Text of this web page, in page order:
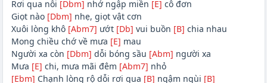
Rơi qua nỗi [Dbm] nhớ ngập miền [E] cô đơn
Giọt nào [Dbm] nhẹ, giọt vật cơn
Xuôi lòng khô [Abm7] ướt [Db] vui buồn [B] chia nhau
Mong chiều chớ về mưa [E] mau
Người xa còn [Dbm] dỗi bóng sầu [Abm] người xa
Mưa [E] chi, mưa mãi đêm [Abm7] nhỏ
[Ebm] Chạnh lòng rộ dỗi rơi qua [B] ngậm ngùi [B]